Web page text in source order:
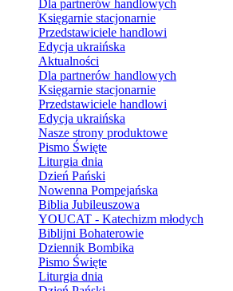
Dla partnerów handlowych
Księgarnie stacjonarnie
Przedstawiciele handlowi
Edycja ukraińska
Aktualności
Dla partnerów handlowych
Księgarnie stacjonarnie
Przedstawiciele handlowi
Edycja ukraińska
Nasze strony produktowe
Pismo Święte
Liturgia dnia
Dzień Pański
Nowenna Pompejańska
Biblia Jubileuszowa
YOUCAT - Katechizm młodych
Biblijni Bohaterowie
Dziennik Bombika
Pismo Święte
Liturgia dnia